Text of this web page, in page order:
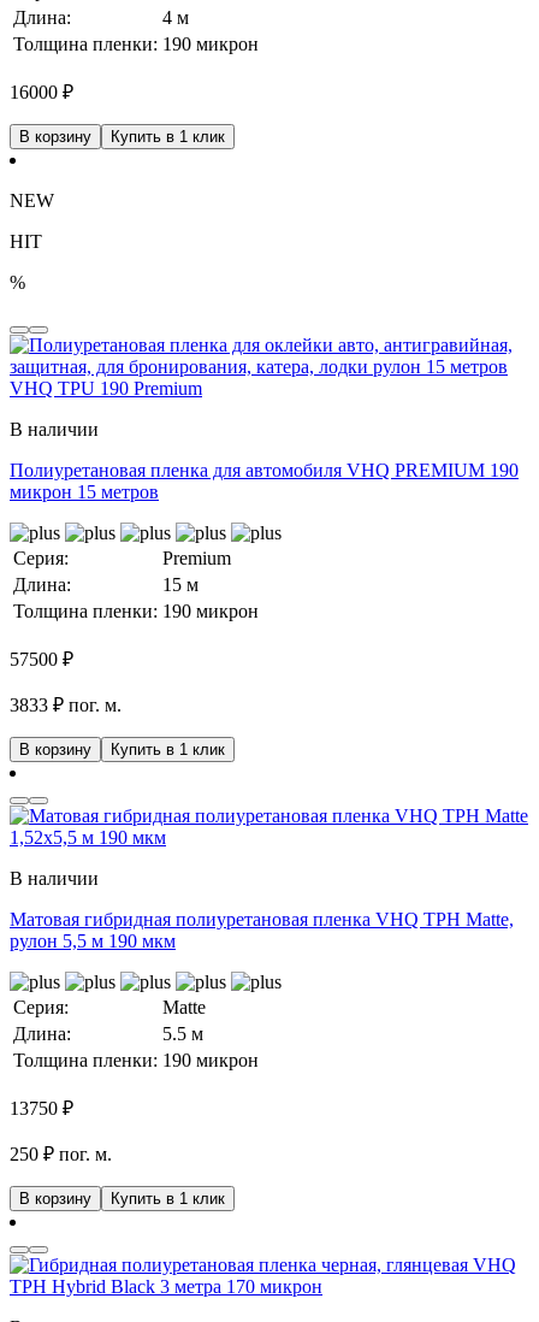
Длина:
4 м
Толщина пленки: 190 микрон
16000 ₽
В корзину Купить в 1 клик
NEW
HIT
%
В наличии
Полиуретановая пленка для автомобиля VHQ PREMIUM 190
микрон 15 метров
Серия:
Premium
Длина:
15 м
Толщина пленки: 190 микрон
57500 ₽
3833 ₽ пог. м.
В корзину Купить в 1 клик
В наличии
Матовая гибридная полиуретановая пленка VHQ TPH Matte,
рулон 5,5 м 190 мкм
Серия:
Matte
Длина:
5.5 м
Толщина пленки: 190 микрон
13750 ₽
250 ₽ пог. м.
В корзину Купить в 1 клик